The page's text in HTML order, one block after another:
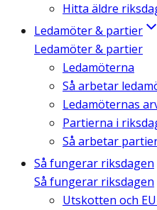
Hitta äldre
Ledamöter & partier
Ledamöter & partier
Ledamöterna
Så arbetar
Ledamöternas
Partierna i
Så arbetar
Så fungerar riksdagen
Så fungerar riksdagen
Utskotten och